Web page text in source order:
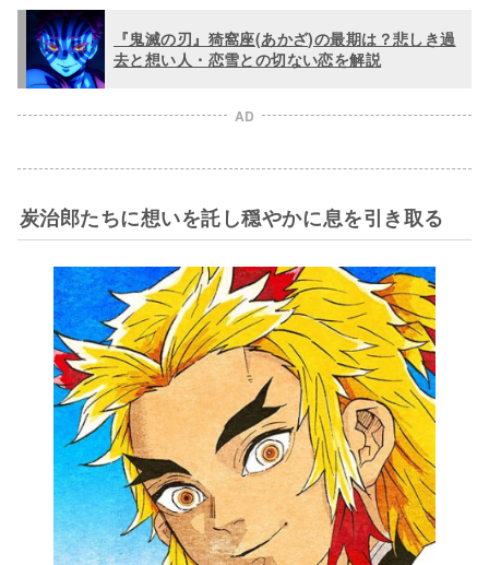
『鬼滅の刃』猗窩座(あかざ)の最期は？悲しき過
去と想い人・恋雪との切ない恋を解説
AD
炭治郎たちに想いを託し穏やかに息を引き取る